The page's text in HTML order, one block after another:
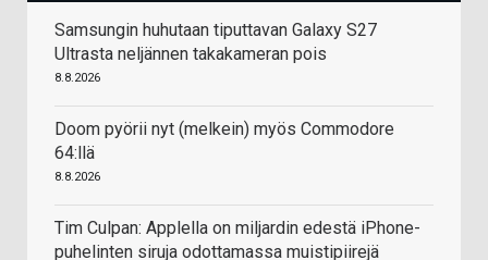
Samsungin huhutaan tiputtavan Galaxy S27
Ultrasta neljännen takakameran pois
8.8.2026
Doom pyörii nyt (melkein) myös Commodore
64:llä
8.8.2026
Tim Culpan: Applella on miljardin edestä iPhone-
puhelinten siruja odottamassa muistipiirejä